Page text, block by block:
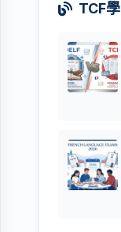
TCF